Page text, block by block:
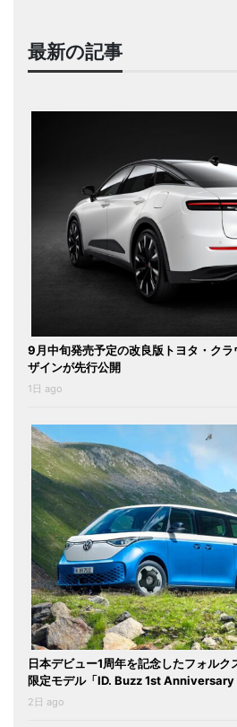
最新の記事
9月中旬発売予定の改良版トヨタ・ク
ザインが先行公開
1日 ago
日本デビュー1周年を記念したフォル
限定モデル「ID. Buzz 1st
2日 ago